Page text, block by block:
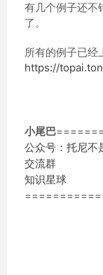
有几个例子还不
了。
所有的例子已经
https://
小尾巴
公众号：托尼不
交流群
知识星球